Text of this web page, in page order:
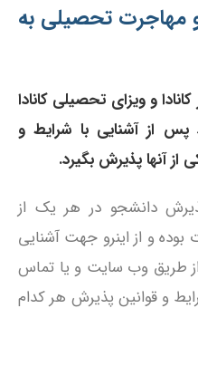
مهاجرت تحصیلی به
و ویزای تحصیلی کانادا
از آشنایی با شرایط و
از آنها پذیرش بگیرد.
دانشجو در هر یک از
بوده و از اینرو جهت آشنایی
طریق وب سایت و یا تماس
و قوانین پذیرش هر کدام